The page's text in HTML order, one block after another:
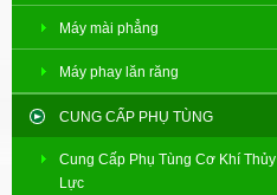
Máy mài phẳng
Máy phay lăn răng
CUNG CẤP PHỤ TÙNG
Cung Cấp Phụ Tùng Cơ Khí Thủy
Lực